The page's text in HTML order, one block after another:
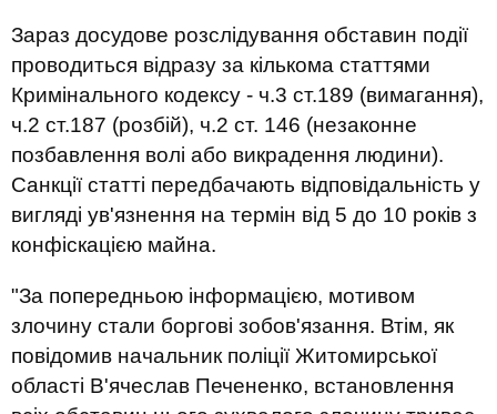
Зараз досудове розслідування обставин події
проводиться відразу за кількома статтями
Кримінального кодексу - ч.3 ст.189 (вимагання),
ч.2 ст.187 (розбій), ч.2 ст. 146 (незаконне
позбавлення волі або викрадення людини).
Санкції статті передбачають відповідальність у
вигляді ув'язнення на термін від 5 до 10 років з
конфіскацією майна.
"За попередньою інформацією, мотивом
злочину стали боргові зобов'язання. Втім, як
повідомив начальник поліції Житомирської
області В'ячеслав Печененко, встановлення